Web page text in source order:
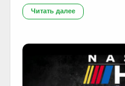
Читать далее